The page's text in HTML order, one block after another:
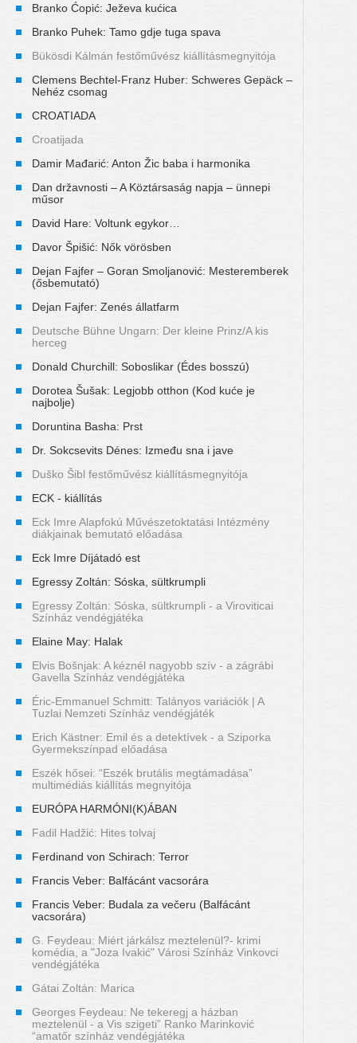
Branko Ćopić: Ježeva kućica
Branko Puhek: Tamo gdje tuga spava
Bükösdi Kálmán festőművész kiállításmegnyitója
Clemens Bechtel-Franz Huber: Schweres Gepäck –
Nehéz csomag
CROATIADA
Croatijada
Damir Mađarić: Anton Žic baba i harmonika
Dan državnosti – A Köztársaság napja – ünnepi
műsor
David Hare: Voltunk egykor…
Davor Špišić: Nők vörösben
Dejan Fajfer – Goran Smoljanović: Mesteremberek
(ősbemutató)
Dejan Fajfer: Zenés állatfarm
Deutsche Bühne Ungarn: Der kleine Prinz/A kis
herceg
Donald Churchill: Soboslikar (Édes bosszú)
Dorotea Šušak: Legjobb otthon (Kod kuće je
najbolje)
Doruntina Basha: Prst
Dr. Sokcsevits Dénes: Između sna i jave
Duško Šibl festőművész kiállításmegnyitója
ECK - kiállítás
Eck Imre Alapfokú Művészetoktatási Intézmény
diákjainak bemutató előadása
Eck Imre Díjátadó est
Egressy Zoltán: Sóska, sültkrumpli
Egressy Zoltán: Sóska, sültkrumpli - a Viroviticai
Színház vendégjátéka
Elaine May: Halak
Elvis Bošnjak: A kéznél nagyobb szív - a zágrábi
Gavella Színház vendégjátéka
Éric-Emmanuel Schmitt: Talányos variációk | A
Tuzlai Nemzeti Színház vendégjáték
Erich Kästner: Emil és a detektívek - a Sziporka
Gyermekszínpad előadása
Eszék hősei: “Eszék brutális megtámadása”
multimédiás kiállítás megnyitója
EURÓPA HARMÓNI(K)ÁBAN
Fadil Hadžić: Hites tolvaj
Ferdinand von Schirach: Terror
Francis Veber: Balfácánt vacsorára
Francis Veber: Budala za večeru (Balfácánt
vacsorára)
G. Feydeau: Miért járkálsz meztelenül?- krimi
komédia, a "Joza Ivakić" Városi Színház Vinkovci
vendégjátéka
Gátai Zoltán: Marica
Georges Feydeau: Ne tekeregj a házban
meztelenül - a Vis szigeti” Ranko Marinković
“amatőr színház vendégjátéka